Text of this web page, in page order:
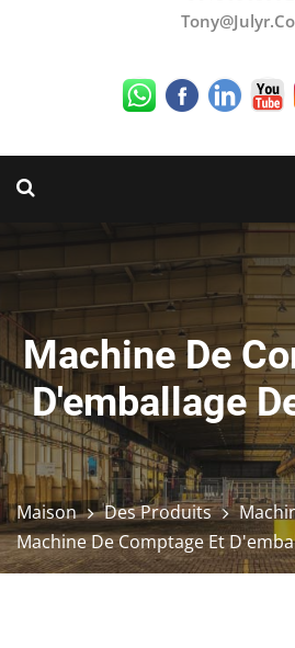
Machine De
D'emballage
Maison Des Produits
Machine De Comptage Et